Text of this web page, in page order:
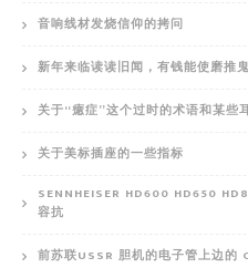
音响线材发烧信仰的拷问
新年来临读读旧闻，有钱能使磨推鬼
关于“癔症”这个过时的术语和某些
关于美标插座的一些指标
SENNHEISER HD600 HD650
容抗
前苏联USSR 胆机的电子管上边的